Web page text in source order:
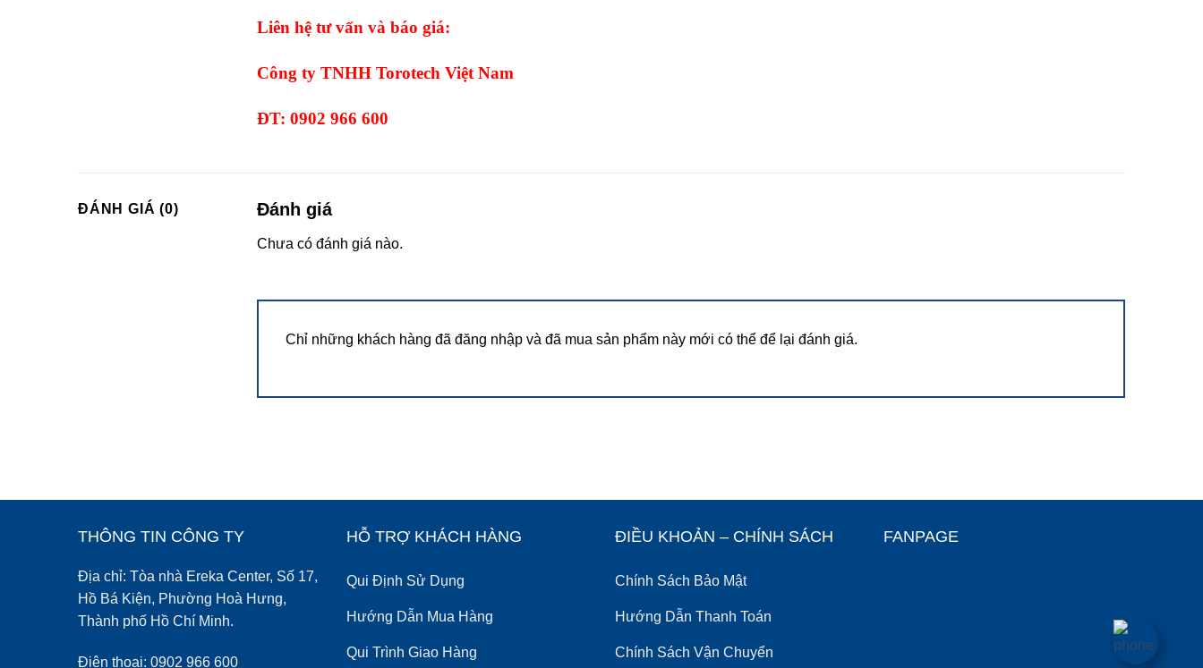
Liên hệ tư vấn và báo giá:
Công ty TNHH Torotech Việt Nam
ĐT: 0902 966 600
ĐÁNH GIÁ (0) Đánh giá
Chưa có đánh giá nào.
Chỉ những khách hàng đã đăng nhập và đã mua sản phẩm này mới có thể để lại đánh giá.
THÔNG TIN CÔNG TY
Địa chỉ: Tòa nhà Ereka Center, Số 17,
Hồ Bá Kiện, Phường Hoà Hưng,
Thành phố Hồ Chí Minh.
Điện thoại: 0902 966 600
HỖ TRỢ KHÁCH HÀNG
Qui Định Sử Dụng
Hướng Dẫn Mua Hàng
Qui Trình Giao Hàng
ĐIỀU KHOẢN – CHÍNH SÁCH
Chính Sách Bảo Mật
Hướng Dẫn Thanh Toán
Chính Sách Vận Chuyển
FANPAGE